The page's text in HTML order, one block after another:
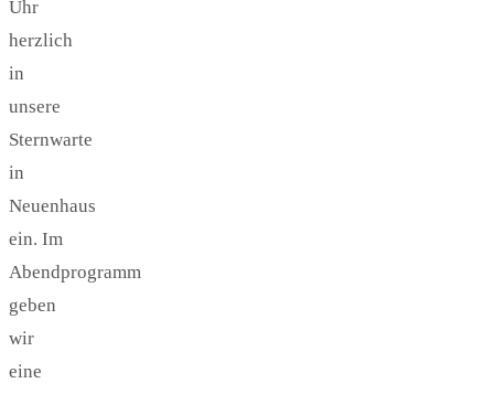
Uhr
herzlich
in
unsere
Sternwarte
in
Neuenhaus
ein. Im
Abendprogramm
geben
wir
eine